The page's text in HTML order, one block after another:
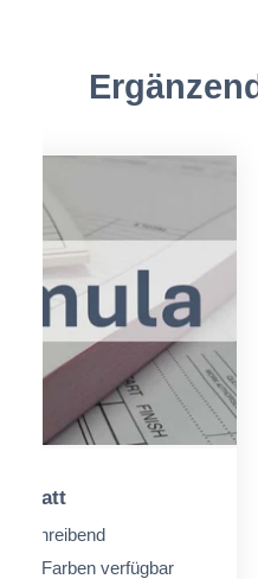
Farben verfügbar